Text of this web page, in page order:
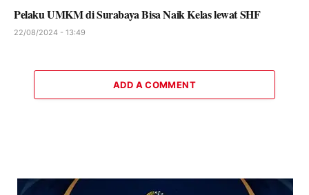
Pelaku UMKM di Surabaya Bisa Naik Kelas lewat SHF
22/08/2024 - 13:49
ADD A COMMENT